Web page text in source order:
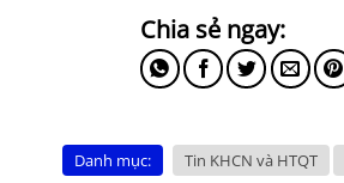
Danh mục: Tin KHCN và HTQT